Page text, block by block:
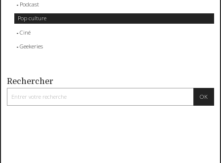
Podcast
Pop culture
Ciné
Geekeries
Rechercher